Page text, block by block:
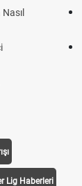
Sonuç
Lig Haberleri